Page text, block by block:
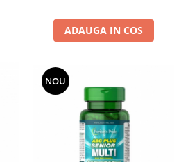
ADAUGA IN COS
NOU